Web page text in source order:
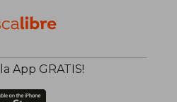
App GRATIS!